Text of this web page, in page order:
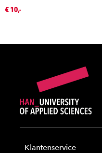
€ 10,-
Klantenservice